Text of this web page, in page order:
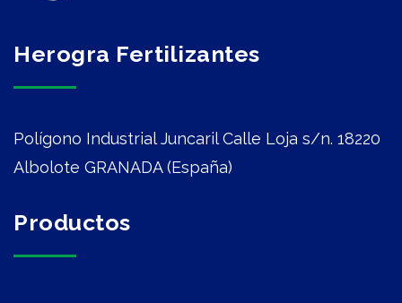
Herogra Fertilizantes
Polígono Industrial Juncaril Calle Loja s/n. 18220
Albolote GRANADA (España)
Productos